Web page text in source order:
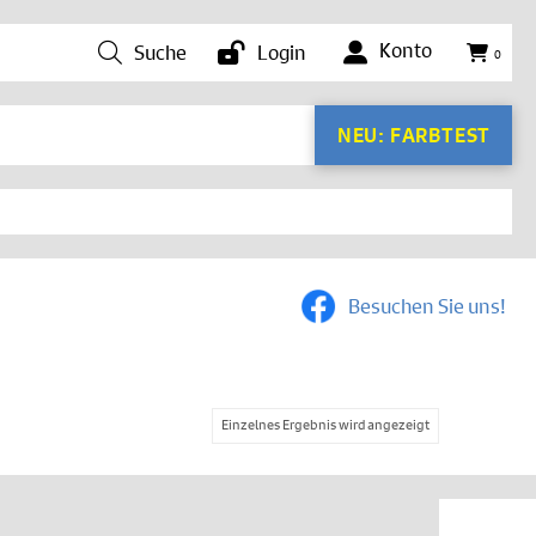
Suche Login Konto 0
NEU: FARBTEST
Besuchen Sie uns!
Einzelnes Ergebnis wird angezeigt